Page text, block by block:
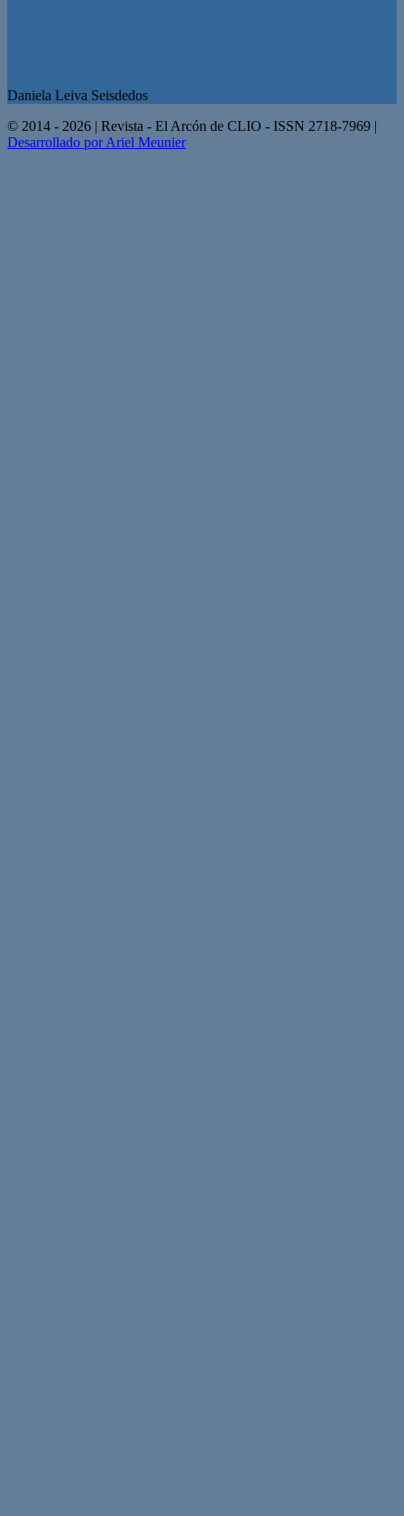
Daniela Leiva Seisdedos
© 2014 - 2026 | Revista - El Arcón de CLIO - ISSN 2718-7969 |
Desarrollado por Ariel Meunier